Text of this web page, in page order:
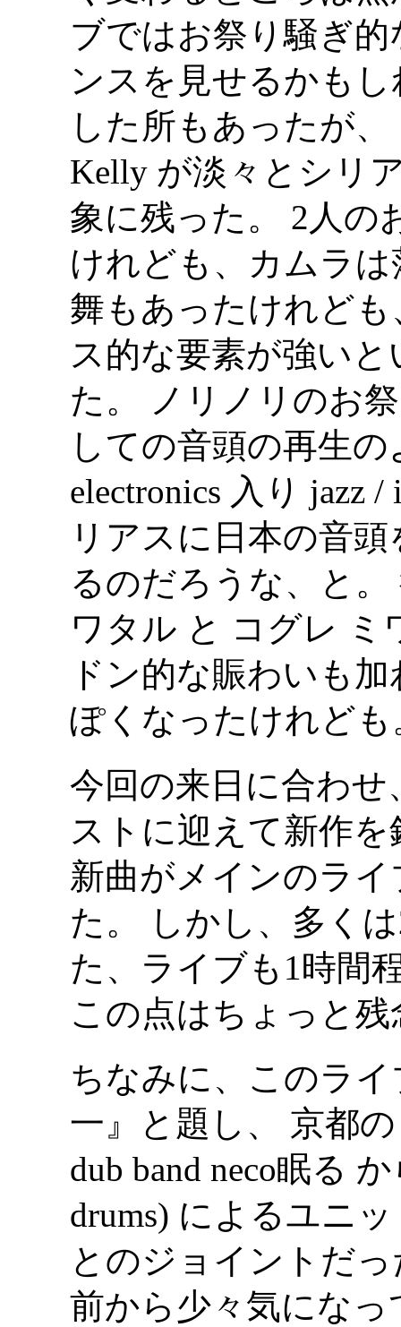
ブではお祭り騒ぎ
ンスを見せるかも
した所もあったが、
Kelly が淡々とシリ
象に残った。 2人の
けれども、カムラ
舞もあったけれど
ス的な要素が強い
た。 ノリノリのお
しての音頭の再生
electronics 入り jazz
リアスに日本の音
るのだろうな、と。
ワタル と コグレ ミ
ドン的な賑わいも
ぽくなったけれども
今回の来日に合わせ
ストに迎えて新作
新曲がメインのラ
た。 しかし、多く
た、ライブも1時間
この点はちょっと
ちなみに、このラ
一』と題し、 京都の
dub band neco眠る
drums) によるユニッ
とのジョイントだ
前から少々気にな